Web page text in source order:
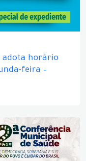
adota horário
feira –